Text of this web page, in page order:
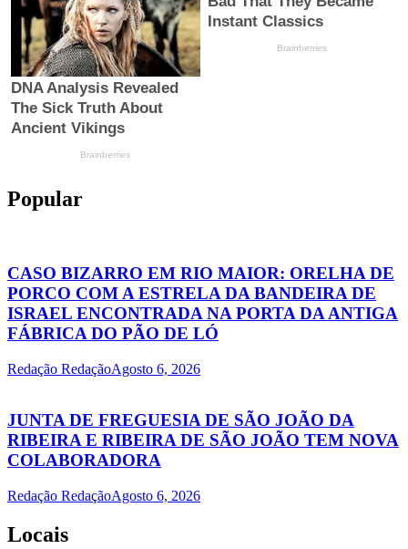
Popular
CASO BIZARRO EM RIO MAIOR: ORELHA DE
PORCO COM A ESTRELA DA BANDEIRA DE
ISRAEL ENCONTRADA NA PORTA DA ANTIGA
FÁBRICA DO PÃO DE LÓ
Redação RedaçãoAgosto 6, 2026
JUNTA DE FREGUESIA DE SÃO JOÃO DA
RIBEIRA E RIBEIRA DE SÃO JOÃO TEM NOVA
COLABORADORA
Redação RedaçãoAgosto 6, 2026
Locais